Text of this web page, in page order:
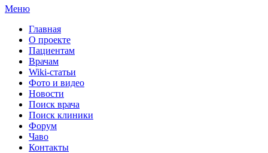
Меню
Главная
О проекте
Пациентам
Врачам
Wiki-статьи
Фото и видео
Новости
Поиск врача
Поиск клиники
Форум
Чаво
Контакты